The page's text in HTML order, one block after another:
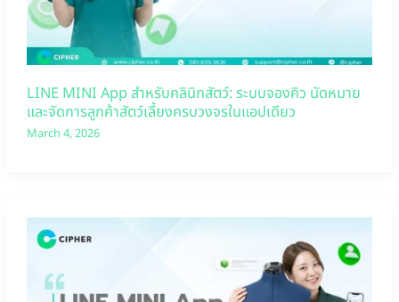
LINE MINI App สำหรับคลินิกสัตว์: ระบบจองคิว นัดหมาย
และจัดการลูกค้าสัตว์เลี้ยงครบวงจรในแอปเดียว
March 4, 2026